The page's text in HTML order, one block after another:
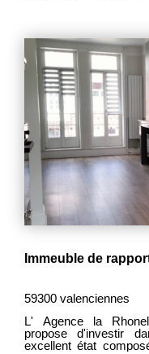
vue sur un grand
comprend trois
pratique, vous
finitions sont à
plus de
Christophe.
Immeuble de
59300 valenciennes
L' Agence la
propose d'investir
excellent état